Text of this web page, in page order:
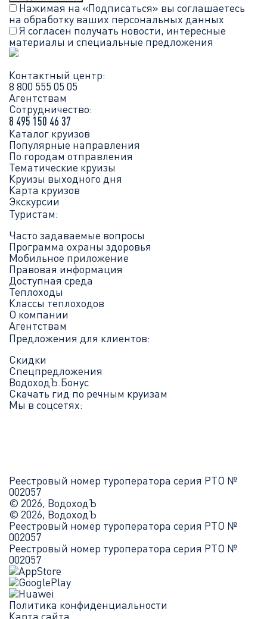
Нажимая на «Подписаться» вы соглашаетесь
на обработку ваших персональных данных
Я согласен получать новости, интересные
материалы и специальные предложения
Контактный центр:
8 800 555 05 05
Агентствам
Сотрудничество:
8 495 150 46 37
Каталог круизов
Популярные направления
По городам отправления
Тематические круизы
Круизы выходного дня
Карта круизов
Экскурсии
Туристам:
Часто задаваемые вопросы
Программа охраны здоровья
Мобильное приложение
Правовая информация
Доступная среда
Теплоходы
Классы теплоходов
О компании
Агентствам
Предложения для клиентов:
Скидки
Спецпредложения
ВодоходЪ.Бонус
Скачать гид по речным круизам
Мы в соцсетях:
Реестровый номер туроператора серия РТО №
002057
© 2026, ВодоходЪ
© 2026, ВодоходЪ
Реестровый номер туроператора серия РТО №
002057
Реестровый номер туроператора серия РТО №
002057
Политика конфиденциальности
Карта сайта